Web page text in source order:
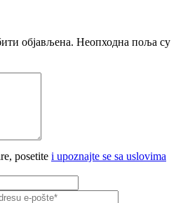
објављена. Неопходна поља су
posetite i upoznajte se sa uslovima